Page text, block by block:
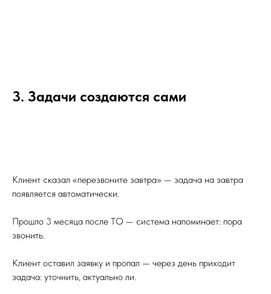
3. Задачи создаются сами
Клиент сказал «перезвоните завтра» — задача на завтра
появляется автоматически.
Прошло 3 месяца после ТО — система напоминает: пора
звонить.
Клиент оставил заявку и пропал — через день приходит
задача: уточнить, актуально ли.